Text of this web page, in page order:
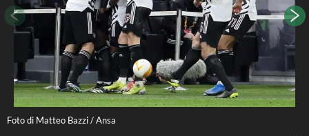
Foto di Matteo Bazzi / Ansa